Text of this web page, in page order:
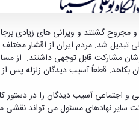
دانشگاه در کمک
مجروح گشتند و ویرانی های زیادی برجا
شد. مردم ایران از اقشار
مشارکت قابل توجهی داشتند. از
بکاهد. قطعاً آسیب دیدگان زلزله پس
و اجتماعی آسیب دیدگان را در دستور
نهادهای مسئول می تواند نقشی